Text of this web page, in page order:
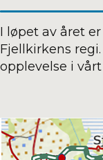
I løpet av året
Fjellkirkens
opplevelse i